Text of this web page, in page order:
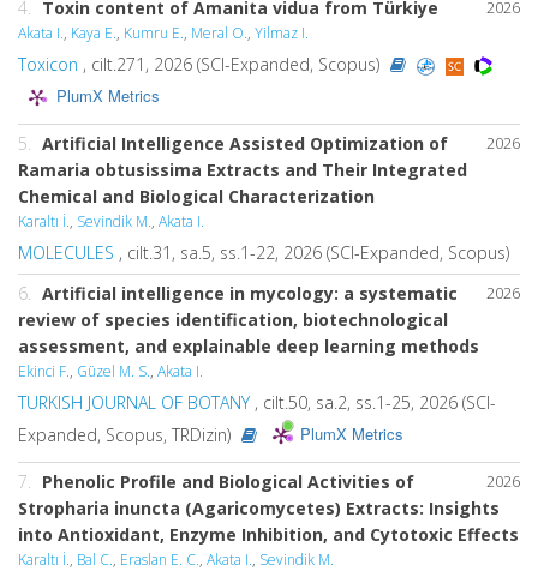
2026
4. Toxin content of Amanita vidua from Türkiye
Akata I., Kaya E., Kumru E., Meral O., Yilmaz I.
Toxicon , cilt.271, 2026 (SCI-Expanded, Scopus)
PlumX Metrics
2026
5. Artificial Intelligence Assisted Optimization of
Ramaria obtusissima Extracts and Their Integrated
Chemical and Biological Characterization
Karaltı İ., Sevindik M., Akata I.
MOLECULES , cilt.31, sa.5, ss.1-22, 2026 (SCI-Expanded, Scopus)
2026
6. Artificial intelligence in mycology: a systematic
review of species identification, biotechnological
assessment, and explainable deep learning methods
Ekinci F., Güzel M. S., Akata I.
TURKISH JOURNAL OF BOTANY , cilt.50, sa.2, ss.1-25, 2026 (SCI-
Expanded, Scopus, TRDizin)
PlumX Metrics
2026
7. Phenolic Profile and Biological Activities of
Stropharia inuncta (Agaricomycetes) Extracts: Insights
into Antioxidant, Enzyme Inhibition, and Cytotoxic Effects
Karaltı İ., Bal C., Eraslan E. C., Akata I., Sevindik M.